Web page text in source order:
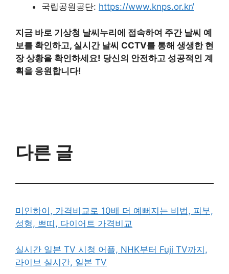
국립공원공단: https://www.knps.or.kr/
지금 바로 기상청 날씨누리에 접속하여 주간 날씨 예
보를 확인하고, 실시간 날씨 CCTV를 통해 생생한 현
장 상황을 확인하세요! 당신의 안전하고 성공적인 계
획을 응원합니다!
다른 글
미인하이, 가격비교로 10배 더 예뻐지는 비법, 피부,
성형, 쁘띠, 다이어트 가격비교
실시간 일본 TV 시청 어플, NHK부터 Fuji TV까지,
라이브 실시간, 일본 TV